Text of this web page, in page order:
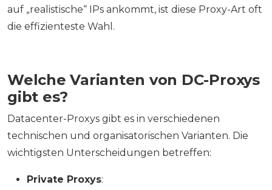
auf „realistische“ IPs ankommt, ist diese Proxy-Art oft
die effizienteste Wahl.
Welche Varianten von DC-Proxys
gibt es?
Datacenter-Proxys gibt es in verschiedenen
technischen und organisatorischen Varianten. Die
wichtigsten Unterscheidungen betreffen:
Private Proxys: